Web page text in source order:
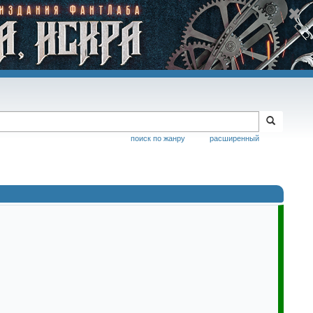
расширенный
поиск по жанру